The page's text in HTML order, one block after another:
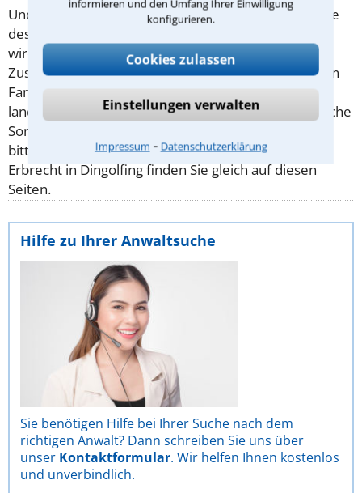
informieren und den Umfang Ihrer Einwilligung
konfigurieren.
Cookies zulassen
Einstellungen verwalten
Impressum ⁃ Datenschutzerklärung
Und der Pflichtteil setzt sich immerhin aus der Hälfte
des gesetzlichen Erbes zusammen. Eine Enterbung
wird aber häufig auch bewusst und mit der
Zustimmung der Erbenden durchgeführt, um z.B. ein
Familienunternehmen zu erhalten. Für einen
landwirtschaftlichen Betrieb gibt es dazu ausdrückliche
Sonderregeln. Ihre Frage zur Enterbung stellen Sie
bitte an einen Anwalt fürErbrecht. Anwälte für
Erbrecht in Dingolfing finden Sie gleich auf diesen
Seiten.
Hilfe zu Ihrer Anwaltsuche
Sie benötigen Hilfe bei Ihrer Suche nach dem
richtigen Anwalt? Dann schreiben Sie uns über
unser Kontaktformular. Wir helfen Ihnen kostenlos
und unverbindlich.